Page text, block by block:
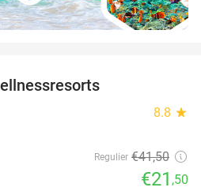
8.8 star
Regulier €41,50
€21 ,50